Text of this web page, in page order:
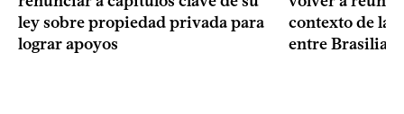
ley sobre propiedad privada para
lograr apoyos
contexto de la
entre Brasilia